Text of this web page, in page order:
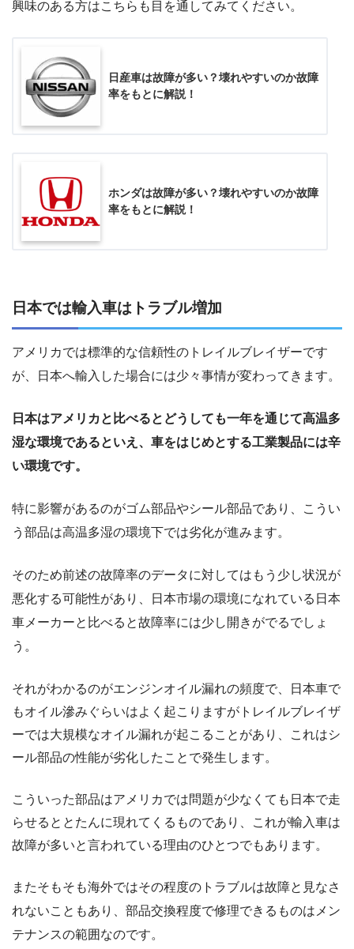
興味のある方はこちらも目を通してみてください。
日産車は故障が多い？壊れやすいのか故障
率をもとに解説！
ホンダは故障が多い？壊れやすいのか故障
率をもとに解説！
日本では輸入車はトラブル増加
アメリカでは標準的な信頼性のトレイルブレイザーです
が、日本へ輸入した場合には少々事情が変わってきます。
日本はアメリカと比べるとどうしても一年を通じて高温多
湿な環境であるといえ、車をはじめとする工業製品には辛
い環境です。
特に影響があるのがゴム部品やシール部品であり、こうい
う部品は高温多湿の環境下では劣化が進みます。
そのため前述の故障率のデータに対してはもう少し状況が
悪化する可能性があり、日本市場の環境になれている日本
車メーカーと比べると故障率には少し開きがでるでしょ
う。
それがわかるのがエンジンオイル漏れの頻度で、日本車で
もオイル滲みぐらいはよく起こりますがトレイルブレイザ
ーでは大規模なオイル漏れが起こることがあり、これはシ
ール部品の性能が劣化したことで発生します。
こういった部品はアメリカでは問題が少なくても日本で走
らせるととたんに現れてくるものであり、これが輸入車は
故障が多いと言われている理由のひとつでもあります。
またそもそも海外ではその程度のトラブルは故障と見なさ
れないこともあり、部品交換程度で修理できるものはメン
テナンスの範囲なのです。